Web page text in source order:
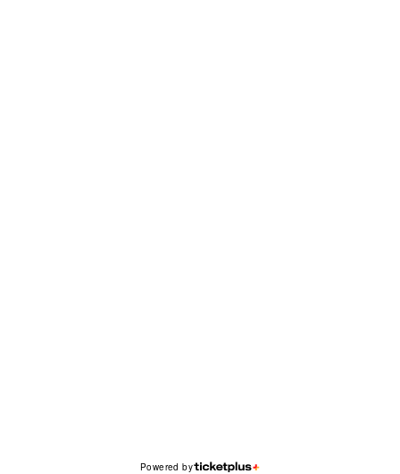
Powered by